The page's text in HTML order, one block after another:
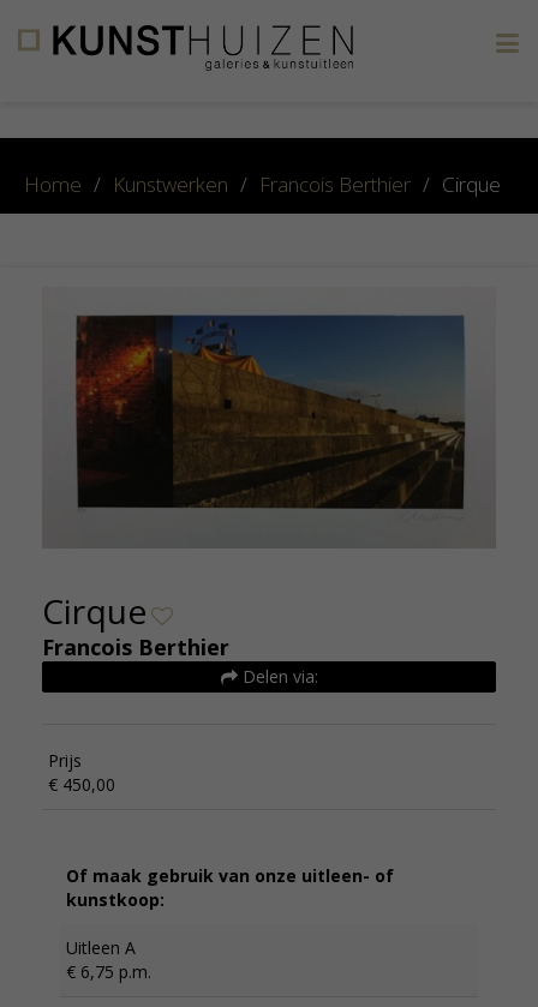
Home / Kunstwerken / Francois Berthier / Cirque
Cirque
Francois Berthier
Delen via:
Prijs
€ 450,00
Of maak gebruik van onze uitleen- of
kunstkoop:
Uitleen A
€ 6,75 p.m.